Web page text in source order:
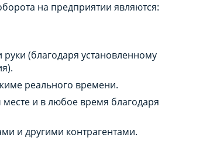
на предприятии являются:
(благодаря установленному
реального времени.
и в любое время благодаря
и другими контрагентами.